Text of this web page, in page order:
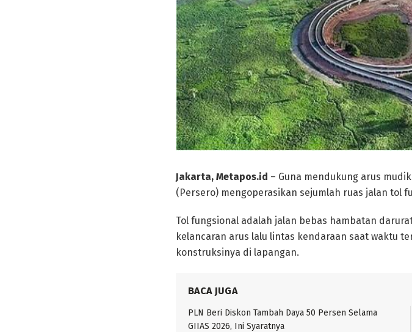
Jakarta, Metapos.id – Guna mendukung arus
(Persero) mengoperasikan sejumlah ruas jalan tol
Tol fungsional adalah jalan bebas hambatan
kelancaran arus lalu lintas kendaraan saat waktu
konstruksinya di lapangan.
BACA JUGA
PLN Beri Diskon Tambah Daya 50 Persen Selama
GIIAS 2026, Ini Syaratnya